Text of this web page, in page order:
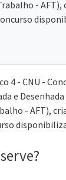
- AFT),
4 - CNU -
e
- AFT),